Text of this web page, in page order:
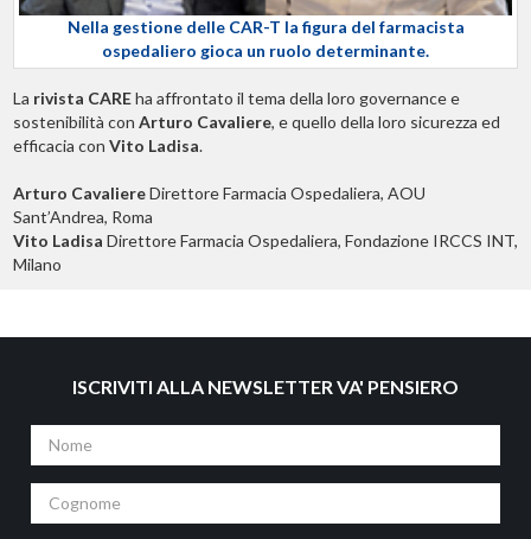
Nella gestione delle CAR-T la figura del farmacista
ospedaliero gioca un ruolo determinante.
La rivista CAREha affrontato il tema della loro governance e
sostenibilità con Arturo Cavaliere, e quello della loro sicurezza ed
efficacia con Vito Ladisa.
Arturo CavaliereDirettore Farmacia Ospedaliera, AOU
Sant’Andrea, Roma
Vito Ladisa Direttore Farmacia Ospedaliera, Fondazione IRCCS INT,
Milano
ISCRIVITI ALLA NEWSLETTER VA' PENSIERO
Nome
Cognome